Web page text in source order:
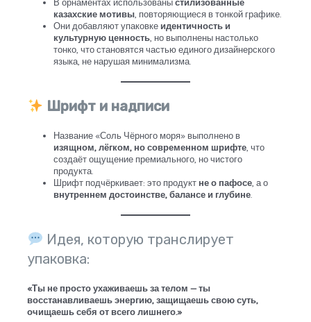
В орнаментах использованыстилизованные
казахские мотивы , повторяющиеся в тонкой графике.
Они добавляют упаковке идентичность и
культурную ценность , но выполнены настолько
тонко, что становятся частью единого дизайнерского
языка, не нарушая минимализма.
Шрифт и надписи
Название «Соль Чёрного моря» выполнено в
изящном, лёгком, но современном шрифте , что
создаёт ощущение премиального, но чистого
продукта.
Шрифт подчёркивает: это продукт не о пафосе , а о
внутреннем достоинстве, балансе и глубине
Идея, которую транслирует
упаковка:
«Ты не просто ухаживаешь за телом — ты
восстанавливаешь энергию, защищаешь свою суть,
очищаешь себя от всего лишнего.»